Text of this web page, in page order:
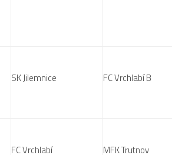
SK Jilemnice FC Vrchlabí B
FC Vrchlabí MFK Trutnov